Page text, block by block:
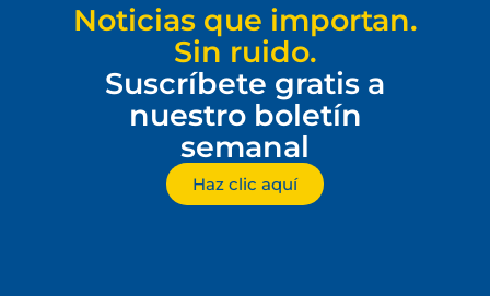
Noticias que importan.
Sin ruido.
Suscríbete gratis a
nuestro boletín
semanal
Haz clic aquí